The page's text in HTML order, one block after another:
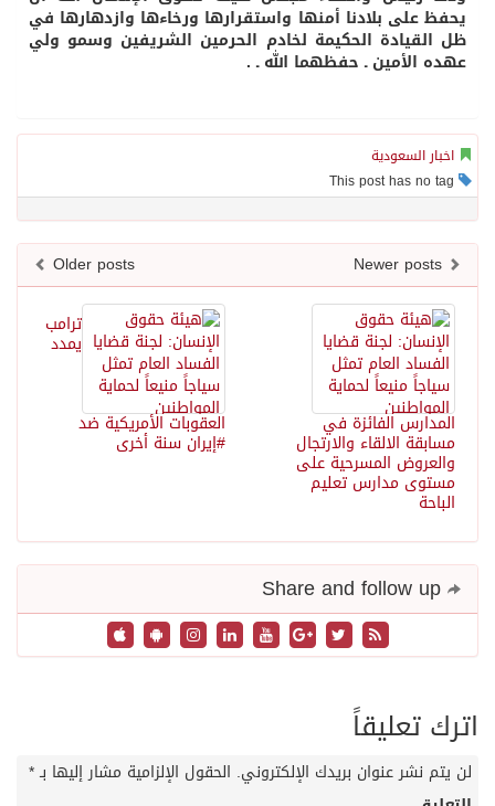
يحفظ على بلادنا أمنها واستقرارها ورخاءها وازدهارها في
ظل القيادة الحكيمة لخادم الحرمين الشريفين وسمو ولي
عهده الأمين ـ حفظهما الله ـ .
اخبار السعودية
Older posts
ترامب
يمدد
العقوبات الأمريكية ضد
#إيران سنة أخرى
المدارس الفائزة في
مسابقة الالقاء والارتجال
والعروض المسرحية على
مستوى مدارس تعليم
الباحة
اترك تعليقاً
لن يتم نشر عنوان بريدك الإلكتروني. الحقول الإلزامية مشار إليها بـ*